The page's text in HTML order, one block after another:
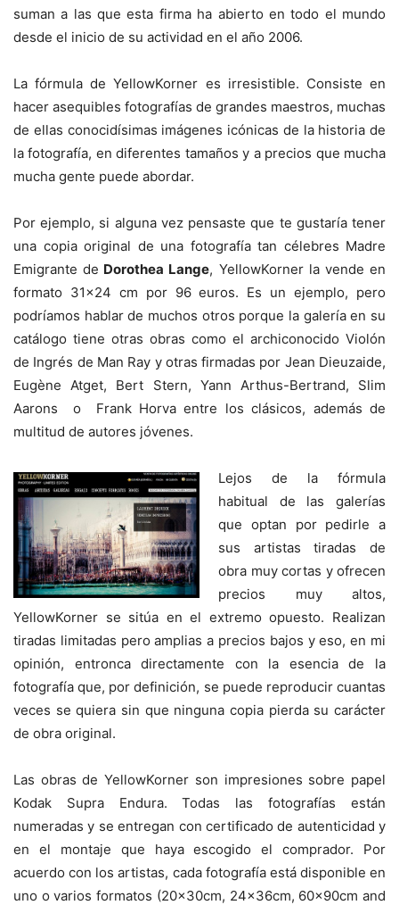
suman a las que esta firma ha abierto en todo el mundo
desde el inicio de su actividad en el año 2006.
La fórmula de YellowKorner es irresistible. Consiste en
hacer asequibles fotografías de grandes maestros, muchas
de ellas conocidísimas imágenes icónicas de la historia de
la fotografía, en diferentes tamaños y a precios que mucha
mucha gente puede abordar.
Por ejemplo, si alguna vez pensaste que te gustaría tener
una copia original de una fotografía tan célebres Madre
Emigrante de Dorothea Lange, YellowKorner la vende en
formato 31×24 cm por 96 euros. Es un ejemplo, pero
podríamos hablar de muchos otros porque la galería en su
catálogo tiene otras obras como el archiconocido Violón
de Ingrés de Man Ray y otras firmadas por Jean Dieuzaide,
Eugène Atget, Bert Stern, Yann Arthus-Bertrand, Slim
Aarons o Frank Horva entre los clásicos, además de
multitud de autores jóvenes.
Lejos de la fórmula
habitual de las galerías
que optan por pedirle a
sus artistas tiradas de
obra muy cortas y ofrecen
precios muy altos,
YellowKorner se sitúa en el extremo opuesto. Realizan
tiradas limitadas pero amplias a precios bajos y eso, en mi
opinión, entronca directamente con la esencia de la
fotografía que, por definición, se puede reproducir cuantas
veces se quiera sin que ninguna copia pierda su carácter
de obra original.
Las obras de YellowKorner son impresiones sobre papel
Kodak Supra Endura. Todas las fotografías están
numeradas y se entregan con certificado de autenticidad y
en el montaje que haya escogido el comprador. Por
acuerdo con los artistas, cada fotografía está disponible en
uno o varios formatos (20x30cm, 24x36cm, 60x90cm and